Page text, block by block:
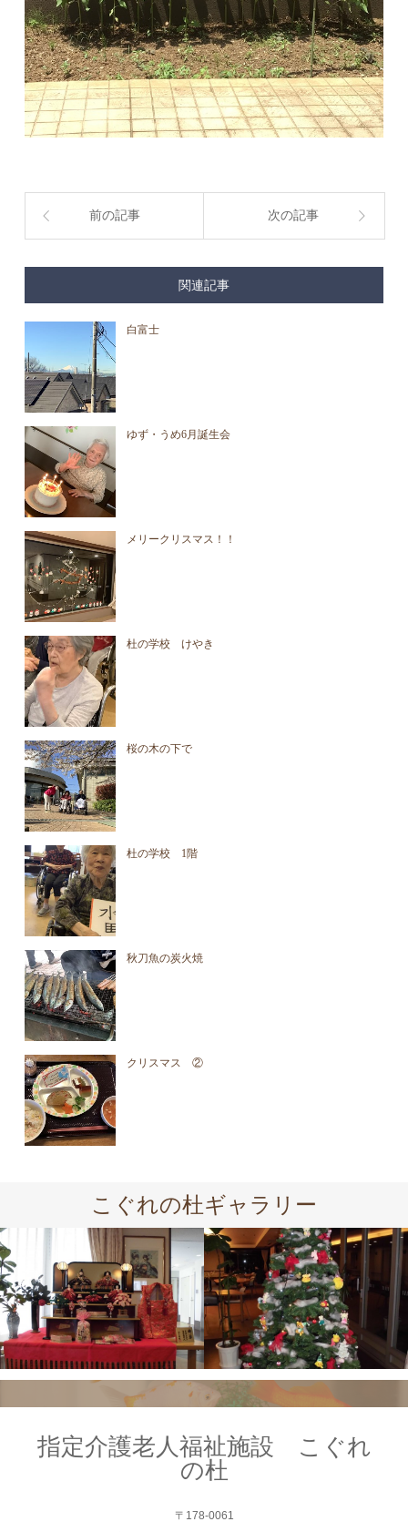
前の記事 次の記事
関連記事
白富士
ゆず・うめ6月誕生会
メリークリスマス！！
杜の学校 けやき
桜の木の下で
杜の学校 1階
秋刀魚の炭火焼
クリスマス ②
こぐれの杜ギャラリー
指定介護老人福祉施設 こぐれ
の杜
〒178-0061